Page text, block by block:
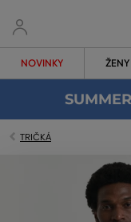
NOVINKY ŽENY
TRIČKÁ